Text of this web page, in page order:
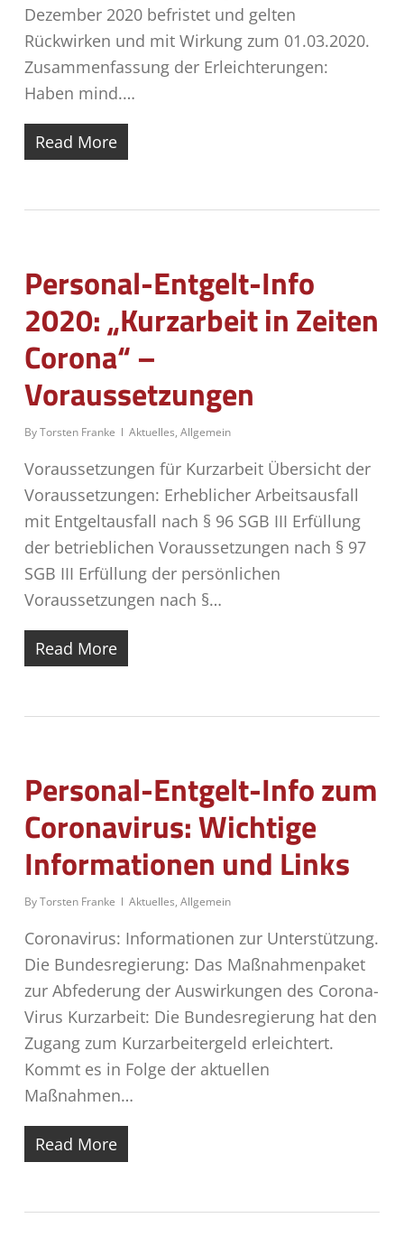
Dezember 2020 befristet und gelten
Rückwirken und mit Wirkung zum 01.03.2020.
Zusammenfassung der Erleichterungen:
Haben mind.…
Read More
Personal-Entgelt-Info
2020: „Kurzarbeit in Zeiten
Corona“ –
Voraussetzungen
ByTorsten Franke Aktuelles, Allgemein
Voraussetzungen für Kurzarbeit Übersicht der
Voraussetzungen: Erheblicher Arbeitsausfall
mit Entgeltausfall nach § 96 SGB III Erfüllung
der betrieblichen Voraussetzungen nach § 97
SGB III Erfüllung der persönlichen
Voraussetzungen nach §…
Read More
Personal-Entgelt-Info zum
Coronavirus: Wichtige
Informationen und Links
ByTorsten Franke Aktuelles, Allgemein
Coronavirus: Informationen zur Unterstützung.
Die Bundesregierung: Das Maßnahmenpaket
zur Abfederung der Auswirkungen des Corona-
Virus Kurzarbeit: Die Bundesregierung hat den
Zugang zum Kurzarbeitergeld erleichtert.
Kommt es in Folge der aktuellen
Maßnahmen…
Read More